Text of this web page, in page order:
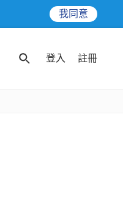
我同意
登入 註冊